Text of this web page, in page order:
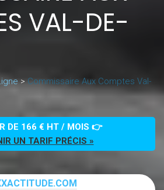
VAL-DE-
>Commissaire Aux Comptes Val-
DE 166 € HT / MOIS 👉
UN TARIF PRÉCIS »